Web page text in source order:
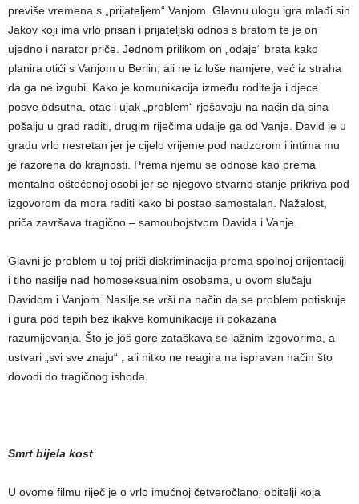
previše vremena s „prijateljem“ Vanjom. Glavnu ulogu igra mlađi sin
Jakov koji ima vrlo prisan i prijateljski odnos s bratom te je on
ujedno i narator priče. Jednom prilikom on „odaje“ brata kako
planira otići s Vanjom u Berlin, ali ne iz loše namjere, već iz straha
da ga ne izgubi. Kako je komunikacija između roditelja i djece
posve odsutna, otac i ujak „problem“ rješavaju na način da sina
pošalju u grad raditi, drugim riječima udalje ga od Vanje. David je u
gradu vrlo nesretan jer je cijelo vrijeme pod nadzorom i intima mu
je razorena do krajnosti. Prema njemu se odnose kao prema
mentalno oštećenoj osobi jer se njegovo stvarno stanje prikriva pod
izgovorom da mora raditi kako bi postao samostalan. Nažalost,
priča završava tragično – samoubojstvom Davida i Vanje.
Glavni je problem u toj priči diskriminacija prema spolnoj orijentaciji
i tiho nasilje nad homoseksualnim osobama, u ovom slučaju
Davidom i Vanjom. Nasilje se vrši na način da se problem potiskuje
i gura pod tepih bez ikakve komunikacije ili pokazana
razumijevanja. Što je još gore zataškava se lažnim izgovorima, a
ustvari „svi sve znaju“ , ali nitko ne reagira na ispravan način što
dovodi do tragičnog ishoda.
Smrt bijela kost
U ovome filmu riječ je o vrlo imućnoj četveročlanoj obitelji koja